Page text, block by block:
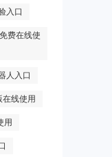
入口
费在线使
人入口
线使用
用